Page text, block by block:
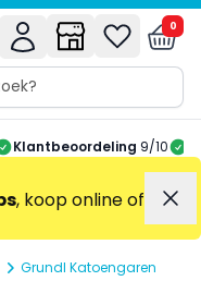
0
Klantbeoordeling 9/10
, koop online of
Grundl Katoengaren